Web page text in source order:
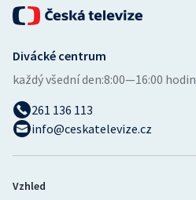
Divácké centrum
každý všední den:8:00—16:00 hodin
261 136 113
info@ceskatelevize.cz
Vzhled